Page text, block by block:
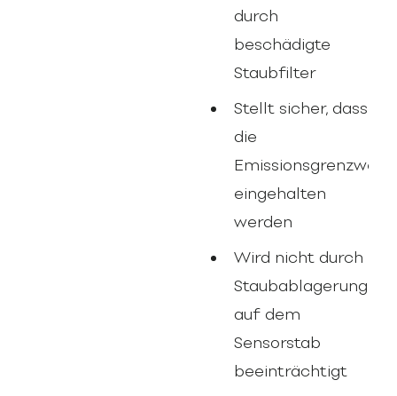
durch
beschädigte
Staubfilter
Stellt sicher, dass
die
eingehalten
werden
Wird nicht durch
Staubablagerungen
auf dem
Sensorstab
beeinträchtigt